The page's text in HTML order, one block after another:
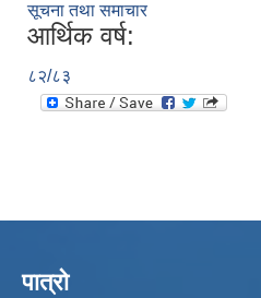
सूचना तथा समाचार
आर्थिक वर्ष:
८२/८३
पात्रो